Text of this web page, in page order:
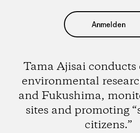
Anmelden
Tama Ajisai
environmental
and Fukushima,
sites and promoting
citizens.”